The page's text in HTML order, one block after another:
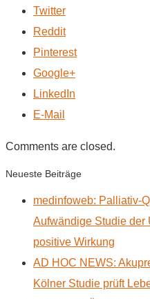
Twitter
Reddit
Pinterest
Google+
LinkedIn
E-Mail
Comments are closed.
Neueste Beiträge
medinfoweb: Palliativ-
Aufwändige Studie der
positive Wirkung
AD HOC NEWS:
Kölner Studie prüft